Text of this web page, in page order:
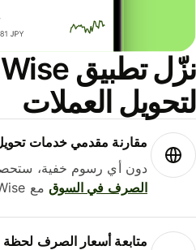
لتحويل العملات
مقارنة مقدمي خدمات
دون أي رسوم خفية،
الصرف في السوق مع Wise.
متابعة أسعار الصرف لحظة